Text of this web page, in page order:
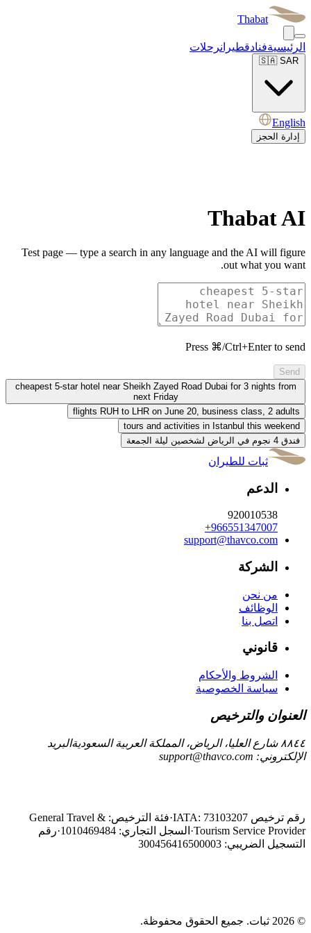
Thabat
الرئيسيةفنادقطيرانرحلات
🇸🇦SAR
English
إدارة الحجز
Thabat AI
Test page — type a search in any language and the AI will figure
out what you want.
Press ⌘/Ctrl+Enter to send
Send
cheapest 5-star hotel near Sheikh Zayed Road Dubai for 3 nights from
next Friday
flights RUH to LHR on June 20, business class, 2 adults
tours and activities in Istanbul this weekend
فندق 4 نجوم في الرياض لشخصين ليلة الجمعة
ثبات للطيران
الدعم
920010538
+966551347007
support@thavco.com
الشركة
من نحن
الوظائف
اتصل بنا
قانوني
الشروط والأحكام
سياسة الخصوصية
العنوان والترخيص
٨٨٤٤ شارع العليا، الرياض، المملكة العربية السعودية
البريد
الإلكتروني: support@thavco.com
رقم ترخيص IATA: 73103207 ·
فئة الترخيص: General Travel &
Tourism Service Provider
· السجل التجاري: 1010469484 ·رقم
التسجيل الضريبي: 300456416500003
© 2026 ثبات. جميع الحقوق محفوظة.